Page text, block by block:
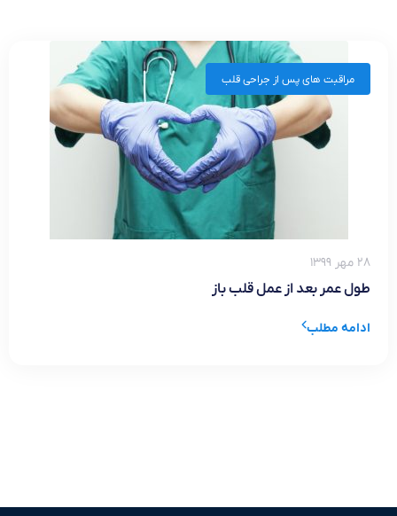
مراقبت های پس از جراحی قلب
۲۸ مهر ۱۳۹۹
طول عمر بعد از عمل قلب باز
ادامه مطلب